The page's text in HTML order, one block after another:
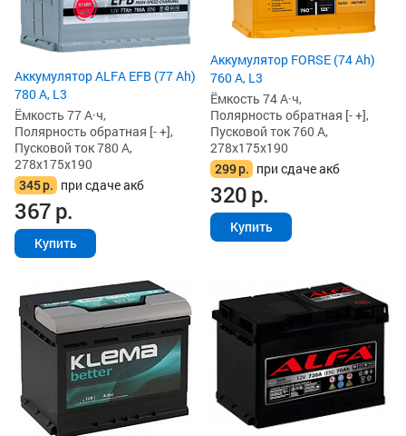
Аккумулятор ALFA EFB (77 Ah)
780 А, L3
Ёмкость 77 А·ч,
Полярность обратная [- +],
Пусковой ток 780 А,
278x175x190
345р. при сдаче акб
367р.
Купить
Аккумулятор FORSE (74 Ah)
760 А, L3
Ёмкость 74 А·ч,
Полярность обратная [- +],
Пусковой ток 760 А,
278x175x190
299р. при сдаче акб
320р.
Купить